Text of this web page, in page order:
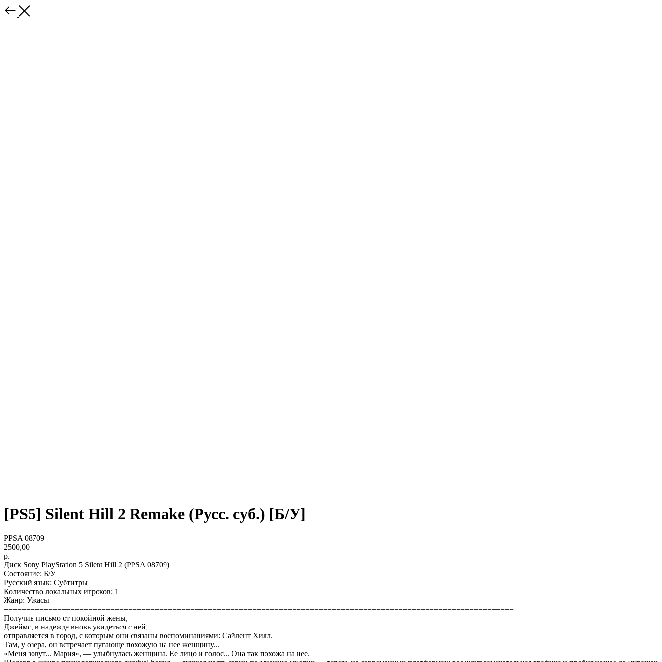
[PS5] Silent Hill 2 Remake (Русс. суб.) [Б/У]
PPSA 08709
2500,00
р.
Диск Sony PlayStation 5 Silent Hill 2 (PPSA 08709)
Состояние: Б/У
Русский язык: Субтитры
Количество локальных игроков: 1
Жанр: Ужасы
===================================================================================================================
Получив письмо от покойной жены,
Джеймс, в надежде вновь увидеться с ней,
отправляется в город, с которым они связаны воспоминаниями: Сайлент Хилл.
Там, у озера, он встречает пугающе похожую на нее женщину...
«Меня зовут... Мария», — улыбнулась женщина. Ее лицо и голос... Она так похожа на нее.